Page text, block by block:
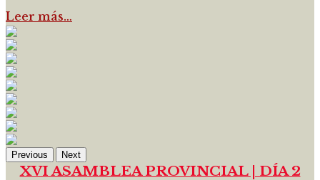
Leer más…
Previous Next
XVI ASAMBLEA PROVINCIAL | DÍA 2